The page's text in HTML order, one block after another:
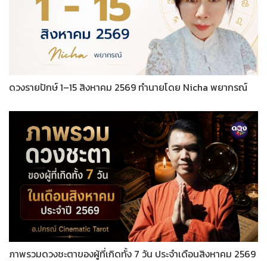
ดวงรายปักษ์ 1–15 สิงหาคม 2569 ทำนายโดย Nicha พยากรณ์
ภาพรวมดวงชะตาของผู้ที่เกิดทั้ง 7 วัน ประจำเดือนสิงหาคม 2569